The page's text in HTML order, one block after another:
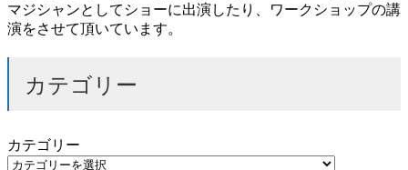
マジシャンとしてショーに出演したり、ワークショップの講
演をさせて頂いています。
カテゴリー
カテゴリー